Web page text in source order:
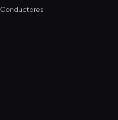
Conductores